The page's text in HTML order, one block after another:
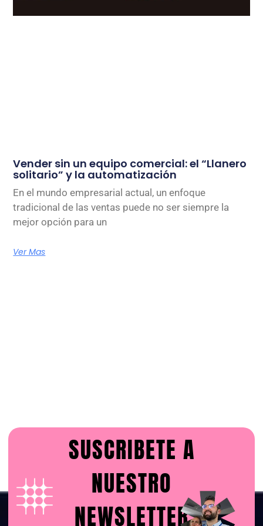
Vender sin un equipo comercial: el “Llanero
solitario” y la automatización
En el mundo empresarial actual, un enfoque
tradicional de las ventas puede no ser siempre la
mejor opción para un
Ver Mas
SUSCRIBETE A
NUESTRO
NEWSLETTER